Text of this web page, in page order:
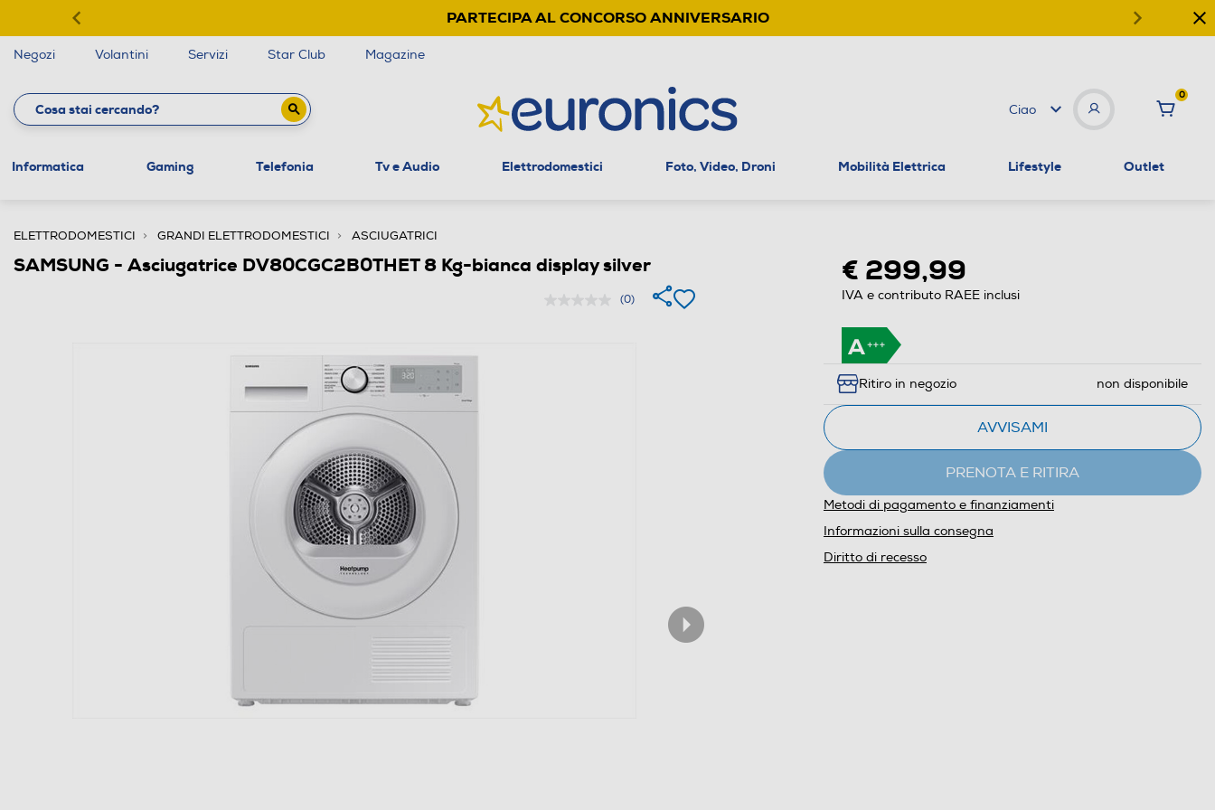
PARTECIPA AL CONCORSO ANNIVERSARIO
Negozi Volantini Servizi Star Club Magazine
Ciao
0
Informatica Gaming Telefonia Tv e Audio Elettrodomestici Foto, Video, Droni Mobilità Elettrica Lifestyle Outlet
ELETTRODOMESTICI GRANDI ELETTRODOMESTICI ASCIUGATRICI
SAMSUNG - Asciugatrice DV80CGC2B0THET 8 Kg-bianca display silver
(0)
€ 299,99
IVA e contributo RAEE inclusi
Ritiro in negozio non disponibile
AVVISAMI
PRENOTA E RITIRA
Metodi di pagamento e finanziamenti
Informazioni sulla consegna
Diritto di recesso